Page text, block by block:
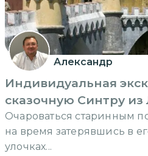
Александр
Индивидуальная
сказочную Синтру из
Очароваться старинным
на время затерявшись в
улочках...